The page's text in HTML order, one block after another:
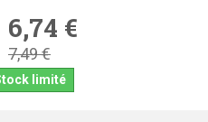
6,74 €
7,49 €
limité